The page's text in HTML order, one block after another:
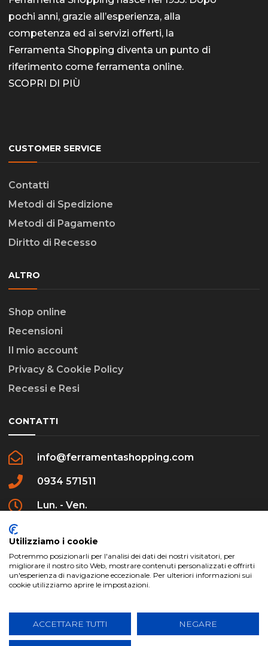
pochi anni, grazie all’esperienza, alla
competenza ed ai servizi offerti, la
Ferramenta Shopping diventa un punto di
riferimento come ferramenta online.
SCOPRI DI PIÙ
CUSTOMER SERVICE
Contatti
Metodi di Spedizione
Metodi di Pagamento
Diritto di Recesso
ALTRO
Shop online
Recensioni
Il mio account
Privacy & Cookie Policy
Recessi e Resi
CONTATTI
info@ferramentashopping.com
0934 571511
Lun. - Ven.
Creative Agency | All Rights Reserved.
Utilizziamo i cookie
Potremmo posizionarli per l'analisi dei dati dei nostri visitatori, per
migliorare il nostro sito Web, mostrare contenuti personalizzati e offrirti
un'esperienza di navigazione eccezionale. Per ulteriori informazioni sui
cookie utilizziamo aprire le impostazioni.
ACCETTARE TUTTI NEGARE